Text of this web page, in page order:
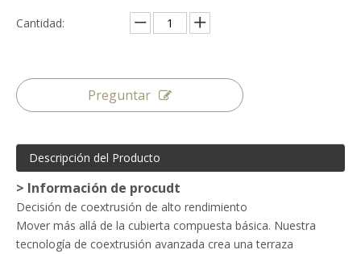
Cantidad:
Preguntar
Descripción del Producto
> Información de procudt
Decisión de coextrusión de alto rendimiento
Mover más allá de la cubierta compuesta básica. Nuestra
tecnología de coextrusión avanzada crea una terraza